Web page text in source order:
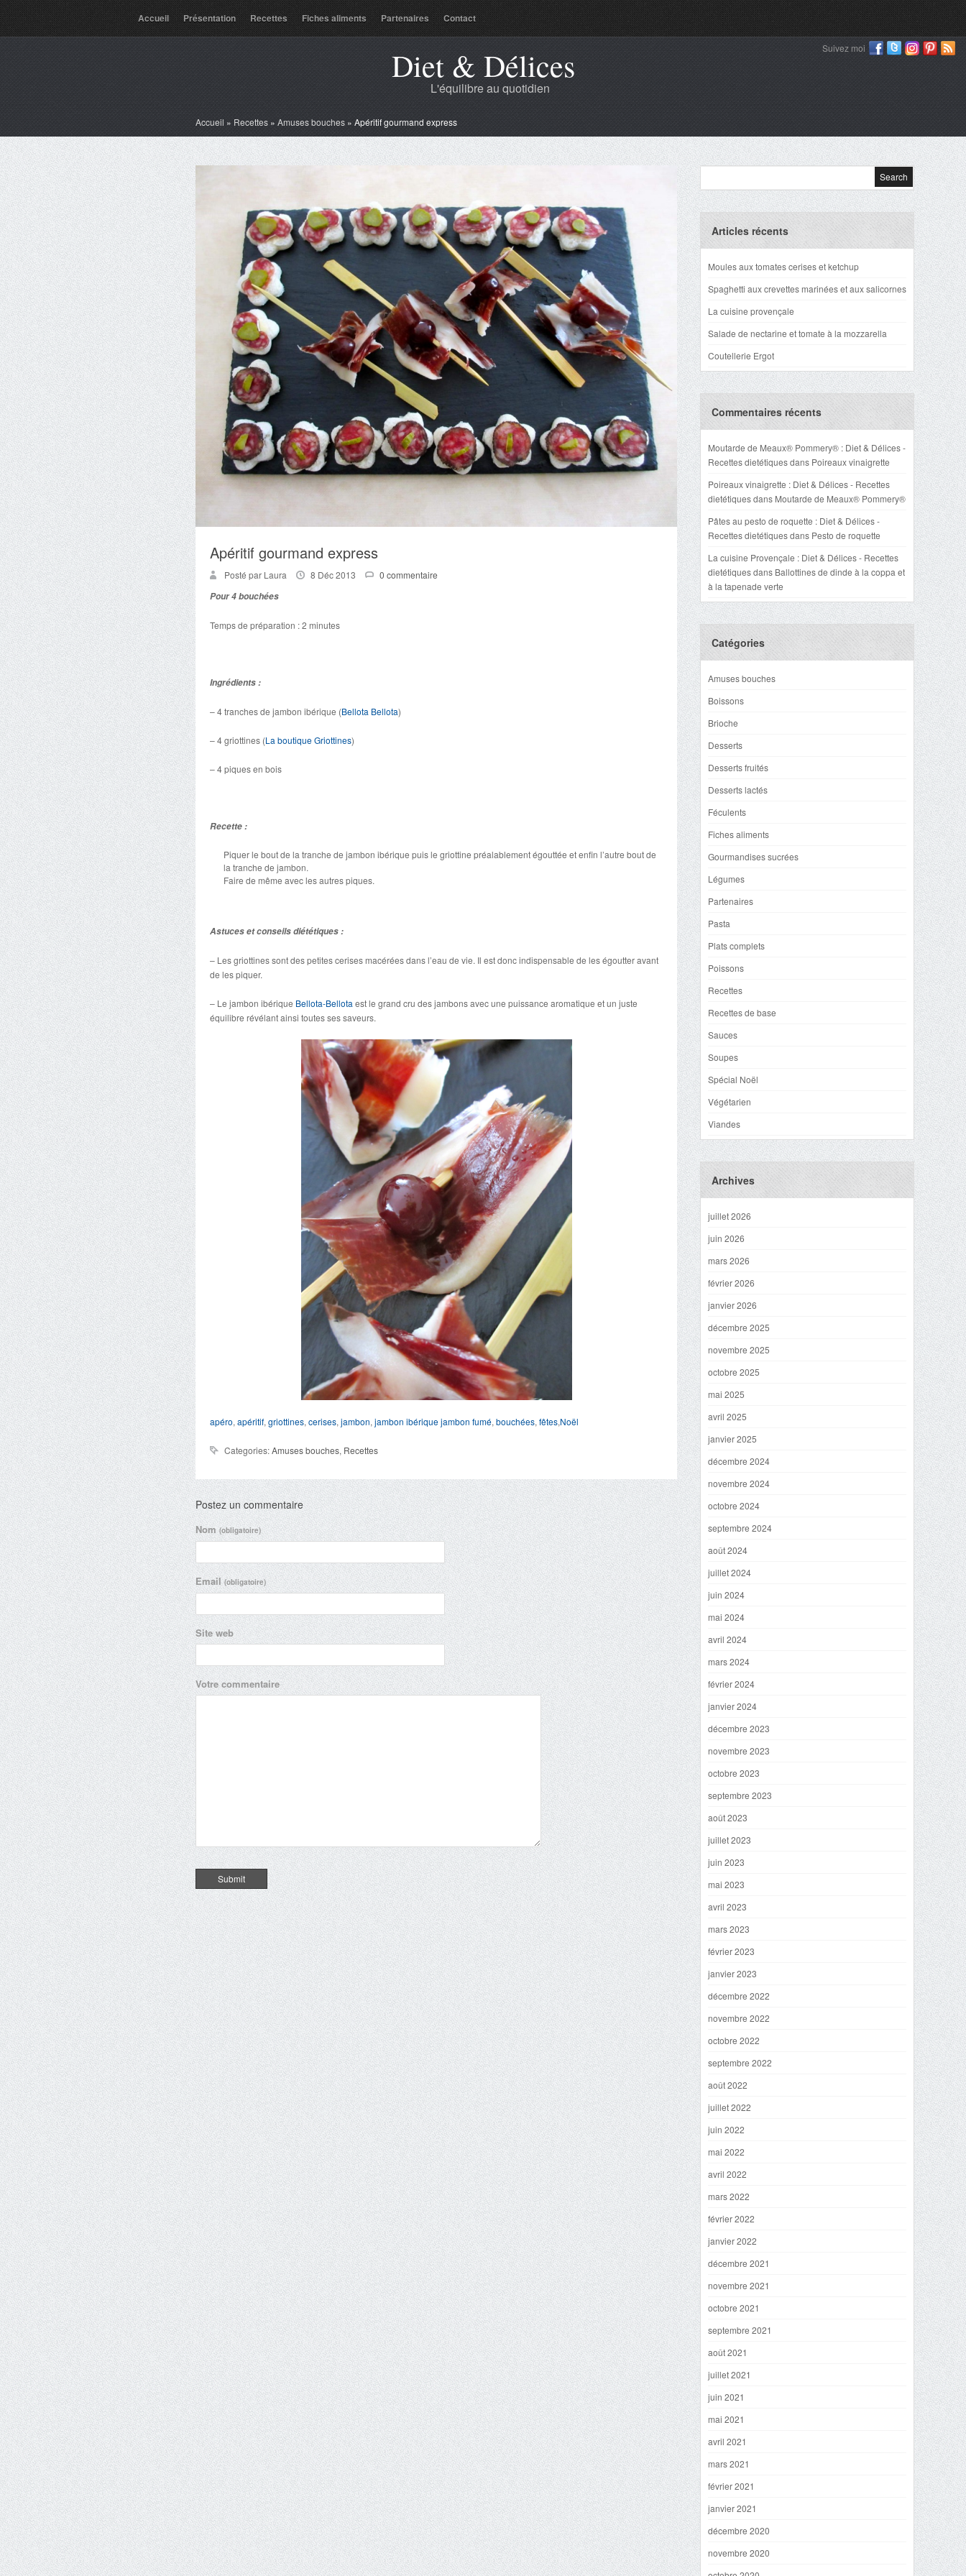
Accueil Présentation Recettes Fiches aliments Partenaires Contact
Suivez moi
Diet & Délices
L'équilibre au quotidien
Accueil » Recettes » Amuses bouches »Apéritif gourmand express
Apéritif gourmand express
Posté par Laura 8 Déc 2013
0 commentaire
Pour 4 bouchées
Temps de préparation : 2 minutes
Ingrédients :
– 4 tranches de jambon ibérique (Bellota Bellota)
– 4 griottines (La boutique Griottines)
– 4 piques en bois
Recette :
Piquer le bout de la tranche de jambon ibérique puis le griottine préalablement égouttée et enfin l’autre bout de
la tranche de jambon.
Faire de même avec les autres piques.
Astuces et conseils diététiques :
– Les griottines sont des petites cerises macérées dans l’eau de vie. Il est donc indispensable de les égoutter avant
de les piquer.
– Le jambon ibérique Bellota-Bellota est le grand cru des jambons avec une puissance aromatique et un juste
équilibre révélant ainsi toutes ses saveurs.
apéro, apéritif, griottines, cerises, jambon, jambon ibériquejambon fumé, bouchées, fêtes,Noël
Categories:Amuses bouches, Recettes
Postez un commentaire
Nom(obligatoire)
Email(obligatoire)
Site web
Votre commentaire
Articles récents
Moules aux tomates cerises et ketchup
Spaghetti aux crevettes marinées et aux salicornes
La cuisine provençale
Salade de nectarine et tomate à la mozzarella
Coutellerie Ergot
Commentaires récents
Moutarde de Meaux® Pommery® : Diet & Délices -
Recettes dietétiquesdans Poireaux vinaigrette
Poireaux vinaigrette : Diet & Délices - Recettes
dietétiquesdans Moutarde de Meaux® Pommery®
Pâtes au pesto de roquette : Diet & Délices -
Recettes dietétiquesdans Pesto de roquette
La cuisine Provençale : Diet & Délices - Recettes
dietétiquesdans Ballottines de dinde à la coppa et
à la tapenade verte
Catégories
Amuses bouches
Boissons
Brioche
Desserts
Desserts fruités
Desserts lactés
Féculents
Fiches aliments
Gourmandises sucrées
Légumes
Partenaires
Pasta
Plats complets
Poissons
Recettes
Recettes de base
Sauces
Soupes
Spécial Noël
Végétarien
Viandes
Archives
juillet 2026
juin 2026
mars 2026
février 2026
janvier 2026
décembre 2025
novembre 2025
octobre 2025
mai 2025
avril 2025
janvier 2025
décembre 2024
novembre 2024
octobre 2024
septembre 2024
août 2024
juillet 2024
juin 2024
mai 2024
avril 2024
mars 2024
février 2024
janvier 2024
décembre 2023
novembre 2023
octobre 2023
septembre 2023
août 2023
juillet 2023
juin 2023
mai 2023
avril 2023
mars 2023
février 2023
janvier 2023
décembre 2022
novembre 2022
octobre 2022
septembre 2022
août 2022
juillet 2022
juin 2022
mai 2022
avril 2022
mars 2022
février 2022
janvier 2022
décembre 2021
novembre 2021
octobre 2021
septembre 2021
août 2021
juillet 2021
juin 2021
mai 2021
avril 2021
mars 2021
février 2021
janvier 2021
décembre 2020
novembre 2020